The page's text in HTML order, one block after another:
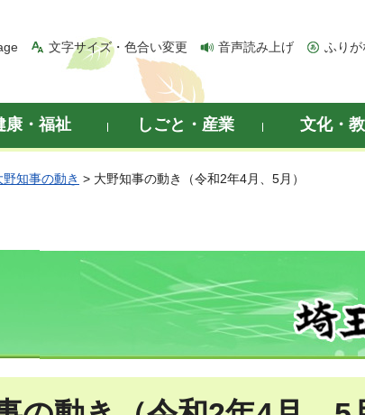
文字サイズ・色合い変更 音声読み上げ ふりが
康・福祉 しごと・産業 文化・
野知事の動き > 大野知事の動き（令和2年4月、5月）